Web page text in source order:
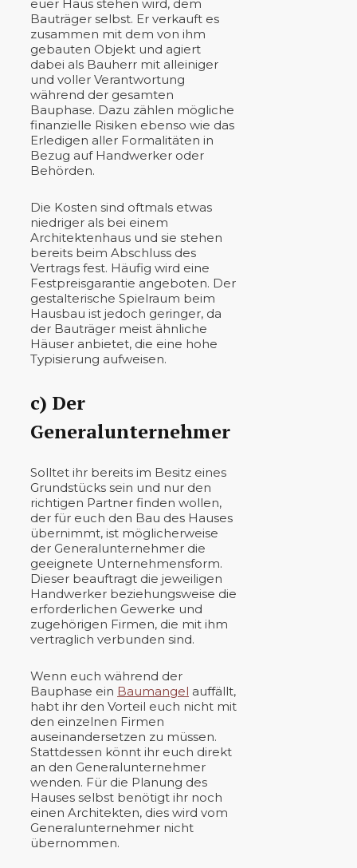
euer Haus stehen wird, dem
Bauträger selbst. Er verkauft es
zusammen mit dem von ihm
gebauten Objekt und agiert
dabei als Bauherr mit alleiniger
und voller Verantwortung
während der gesamten
Bauphase. Dazu zählen mögliche
finanzielle Risiken ebenso wie das
Erledigen aller Formalitäten in
Bezug auf Handwerker oder
Behörden.
Die Kosten sind oftmals etwas
niedriger als bei einem
Architektenhaus und sie stehen
bereits beim Abschluss des
Vertrags fest. Häufig wird eine
Festpreisgarantie angeboten. Der
gestalterische Spielraum beim
Hausbau ist jedoch geringer, da
der Bauträger meist ähnliche
Häuser anbietet, die eine hohe
Typisierung aufweisen.
c) Der
Generalunternehmer
Solltet ihr bereits im Besitz eines
Grundstücks sein und nur den
richtigen Partner finden wollen,
der für euch den Bau des Hauses
übernimmt, ist möglicherweise
der Generalunternehmer die
geeignete Unternehmensform.
Dieser beauftragt die jeweiligen
Handwerker beziehungsweise die
erforderlichen Gewerke und
zugehörigen Firmen, die mit ihm
vertraglich verbunden sind.
Wenn euch während der
Bauphase ein Baumangel auffällt,
habt ihr den Vorteil euch nicht mit
den einzelnen Firmen
auseinandersetzen zu müssen.
Stattdessen könnt ihr euch direkt
an den Generalunternehmer
wenden. Für die Planung des
Hauses selbst benötigt ihr noch
einen Architekten, dies wird vom
Generalunternehmer nicht
übernommen.